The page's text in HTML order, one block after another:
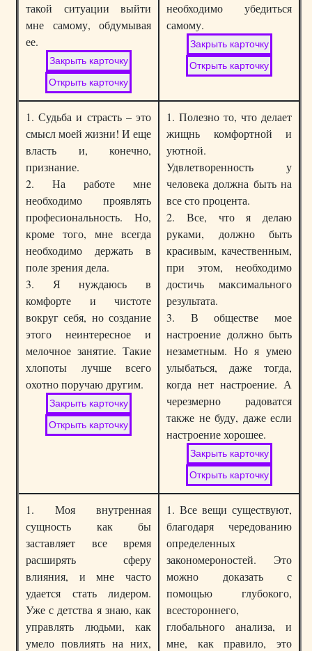
такой ситуации выйти
мне самому, обдумывая
ее.
необходимо убедиться
самому.
1. Судьба и страсть – это
смысл моей жизни! И еще
власть и, конечно,
признание.
2. На работе мне
необходимо проявлять
професиональность. Но,
кроме того, мне всегда
необходимо держать в
поле зрения дела.
3. Я нуждаюсь в
комфорте и чистоте
вокруг себя, но создание
этого неинтересное и
мелочное занятие. Такие
хлопоты лучше всего
охотно поручаю другим.
1. Полезно то, что делает
жищнь комфортной и
уютной.
Удвлетворенность у
человека должна быть на
все сто процента.
2. Все, что я делаю
руками, должно быть
красивым, качественным,
при этом, необходимо
достичь максимального
результата.
3. В обществе мое
настроение должно быть
незаметным. Но я умею
улыбаться, даже тогда,
когда нет настроение. А
черезмерно радоватся
также не буду, даже если
настроение хорошее.
1. Моя внутренная
сущность как бы
заставляет все время
расширять сферу
влияния, и мне часто
удается стать лидером.
Уже с детства я знаю, как
управлять людьми, как
умело повлиять на них,
1. Все вещи существуют,
благодаря чередованию
определенных
закономероностей. Это
можно доказать с
помощью глубокого,
всестороннего,
глобального анализа, и
мне, как правило, это